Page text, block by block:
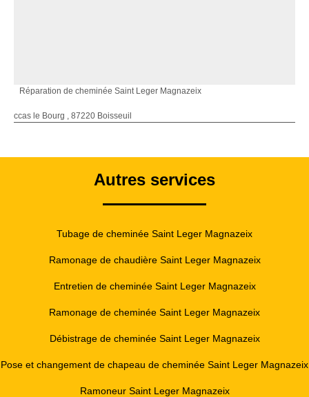
Réparation de cheminée Saint Leger Magnazeix
ccas le Bourg , 87220 Boisseuil
Autres services
Tubage de cheminée Saint Leger Magnazeix
Ramonage de chaudière Saint Leger Magnazeix
Entretien de cheminée Saint Leger Magnazeix
Ramonage de cheminée Saint Leger Magnazeix
Débistrage de cheminée Saint Leger Magnazeix
Pose et changement de chapeau de cheminée Saint Leger Magnazeix
Ramoneur Saint Leger Magnazeix